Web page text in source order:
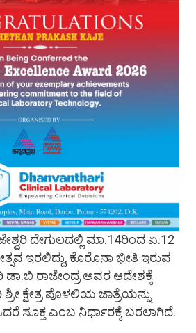
ದೇಗುಲದಲ್ಲಿ ಮಾ.14ರಿಂದ ಏ.12
ಇರಲಿದ್ದು, ಕೊರೊನಾ ಭೀತಿ ಇರುವ
ಡಾ.ಬಿ ರಾಜೇಂದ್ರ ಅವರ ಆದೇಶಕ್ಕೆ
ಕ್ಷೇತ್ರ ಪೊಳಲಿಯ ಜಾತ್ರೆಯನ್ನು
ಸೂಕ್ತ ಎಂಬ ನಿರ್ಧಾರಕ್ಕೆ ಬರಲಾಗಿದೆ.